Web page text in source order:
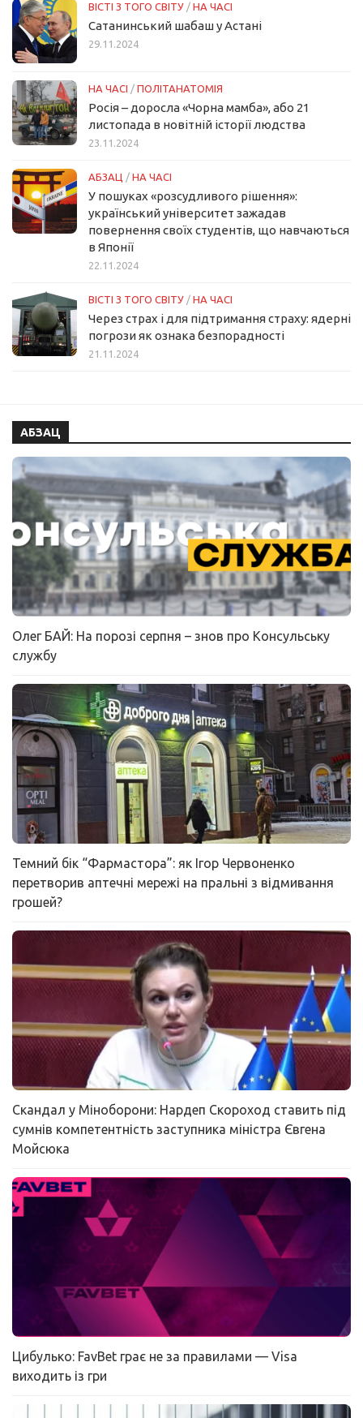
ВІСТІ З ТОГО СВІТУ / НА ЧАСІ
Сатанинський шабаш у Астані
29.11.2024
НА ЧАСІ / ПОЛІТАНАТОМІЯ
Росія – доросла «Чорна мамба», або 21
листопада в новітній історії людства
23.11.2024
АБЗАЦ / НА ЧАСІ
У пошуках «розсудливого рішення»:
український університет зажадав
повернення своїх студентів, що навчаються
в Японії
22.11.2024
ВІСТІ З ТОГО СВІТУ / НА ЧАСІ
Через страх і для підтримання страху: ядерні
погрози як ознака безпорадності
21.11.2024
АБЗАЦ
Олег БАЙ: На порозі серпня – знов про Консульську
службу
Темний бік “Фармастора”: як Ігор Червоненко
перетворив аптечні мережі на пральні з відмивання
грошей?
Скандал у Міноборони: Нардеп Скороход ставить під
сумнів компетентність заступника міністра Євгена
Мойсюка
Цибулько: FavBet грає не за правилами — Visa
виходить із гри